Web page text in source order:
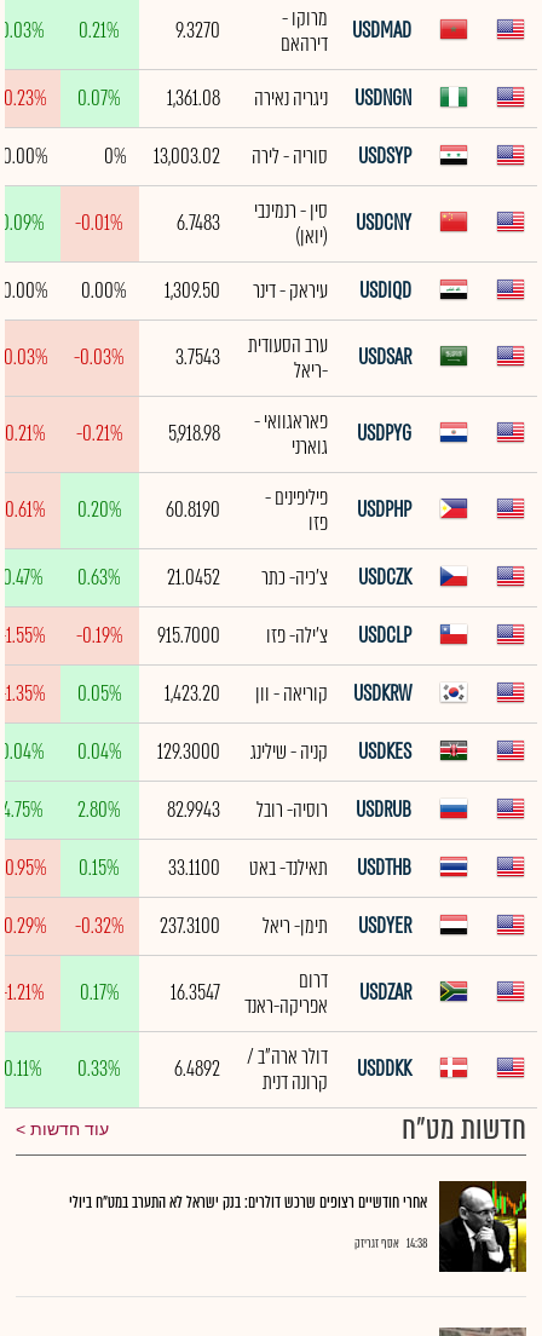
USDMAD
מרוקו -
דירהאם
9.3270
0.21%
0.03%
USDNGN ניגריה נאירה 1,361.08
0.07%
USDSYP
סוריה - לירה 13,003.02
0%
0.00%
USDCNY
סין - רנמינבי
(יואן)
6.7483
-0.01%
0.09%
USDIQD עיראק - דינר 1,309.50
0.00%
0.00%
USDSAR
ערב הסעודית
-ריאל
3.7543
-0.03%
USDPYG
פאראגוואי -
גוארני
5,918.98
-0.21%
-0.21%
USDPHP
פיליפינים -
פזו
60.8190
0.20%
-0.61%
USDCZK צ'כיה- כתר 21.0452
0.63%
0.47%
USDCLP
צ'ילה- פזו 915.7000
-0.19%
-1.55%
USDKRW
קוריאה - וון 1,423.20
0.05%
-1.35%
USDKES
קניה - שילינג 129.3000
0.04%
0.04%
USDRUB
רוסיה- רובל 82.9943
2.80%
4.75%
USDTHB
תאילנד- באט 33.1100
0.15%
USDYER
תימן- ריאל 237.3100
-0.32%
USDZAR
דרום
אפריקה-ראנד
16.3547
0.17%
-1.21%
USDDKK
דולר ארה"ב /
קרונה דנית
6.4892
0.33%
0.11%
חדשות מט"ח עוד חדשות
אחרי חודשיים רצופים שרכש דולרים: בנק ישראל לא התערב במט"ח ביולי
14:38 אסף זגריזק